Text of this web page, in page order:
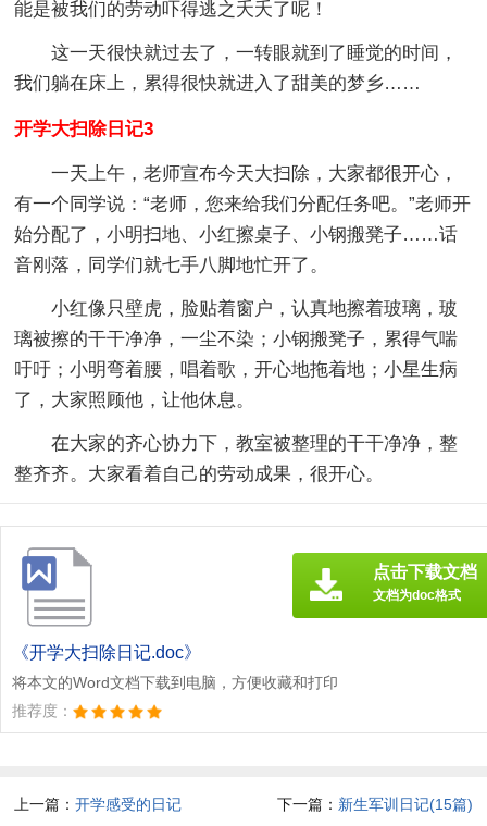
能是被我们的劳动吓得逃之夭夭了呢！
这一天很快就过去了，一转眼就到了睡觉的时间，
我们躺在床上，累得很快就进入了甜美的梦乡……
开学大扫除日记3
一天上午，老师宣布今天大扫除，大家都很开心，
有一个同学说：“老师，您来给我们分配任务吧。”老师开
始分配了，小明扫地、小红擦桌子、小钢搬凳子……话
音刚落，同学们就七手八脚地忙开了。
小红像只壁虎，脸贴着窗户，认真地擦着玻璃，玻
璃被擦的干干净净，一尘不染；小钢搬凳子，累得气喘
吁吁；小明弯着腰，唱着歌，开心地拖着地；小星生病
了，大家照顾他，让他休息。
在大家的齐心协力下，教室被整理的干干净净，整
整齐齐。大家看着自己的劳动成果，很开心。
《开学大扫除日记.doc》
将本文的Word文档下载到电脑，方便收藏和打印
推荐度：
点击下载文档
文档为doc格式
上一篇：开学感受的日记 下一篇： 新生军训日记(15篇)